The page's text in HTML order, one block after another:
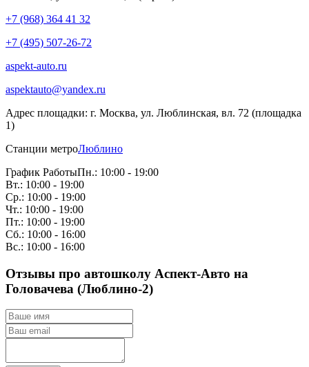
+7 (968) 364 41 32
+7 (495) 507-26-72
aspekt-auto.ru
aspektauto@yandex.ru
Адрес площадки: г. Москва, ул. Люблинская, вл. 72 (площадка
1)
Станции метроЛюблино
График РаботыПн.: 10:00 - 19:00
Вт.: 10:00 - 19:00
Ср.: 10:00 - 19:00
Чт.: 10:00 - 19:00
Пт.: 10:00 - 19:00
Сб.: 10:00 - 16:00
Вс.: 10:00 - 16:00
Отзывы про автошколу Аспект-Авто на
Головачева (Люблино-2)